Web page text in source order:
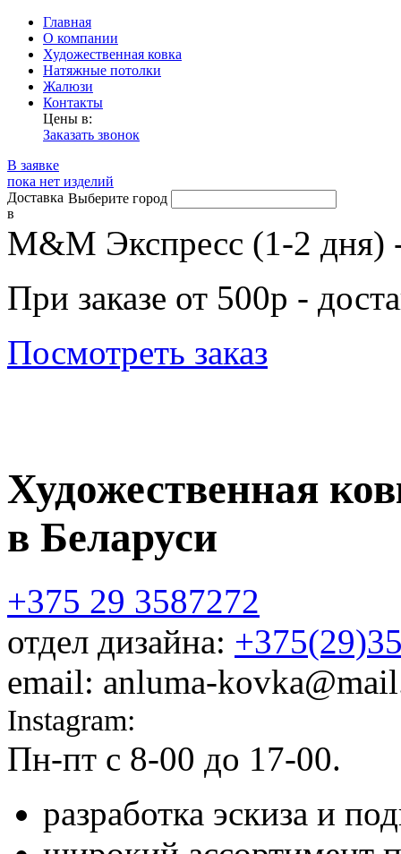
Главная
О компании
Художественная ковка
Натяжные потолки
Жалюзи
Контакты
Цены в:
Заказать звонок
В заявке
пока нет изделий
Доставка
в
Выберите город
М&М Экспресс (1-2 дня)
При заказе от 500р -
Посмотреть заказ
Художественная
в Беларуси
+375 29 3587272
отдел дизайна:
email: anluma-
Instagram:
Пн-пт c 8-00 до 17-00.
разработка эскиза и